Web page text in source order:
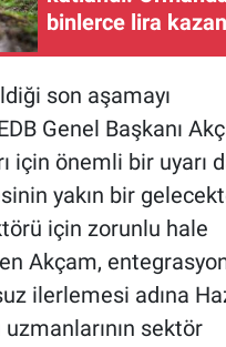
binlerce lira
son aşamayı
Genel Başkanı
için önemli bir uyarı
yakın bir
için zorunlu hale
Akçam,
ilerlemesi adına
uzmanlarının sektör